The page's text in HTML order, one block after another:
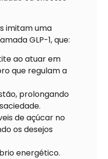
imitam uma
GLP-1, que:
ao atuar em
que regulam a
prolongando
de açúcar no
os desejos
energético.